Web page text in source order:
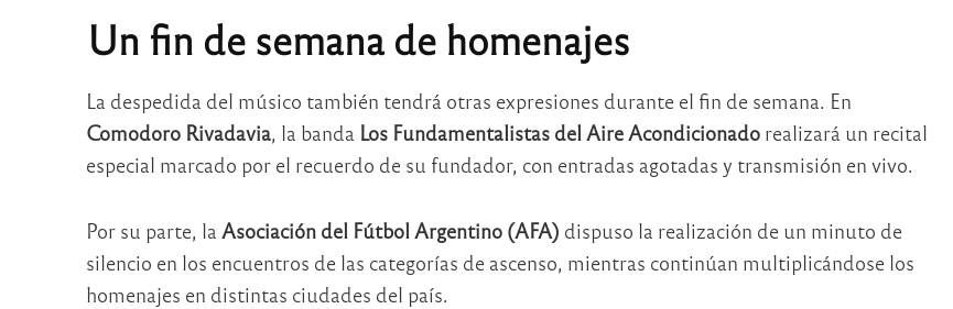
Un fin de semana de homenajes
La despedida del músico también tendrá otras expresiones durante el fin de semana. En
Comodoro Rivadavia, la banda Los Fundamentalistas del Aire Acondicionadorealizará un recital
especial marcado por el recuerdo de su fundador, con entradas agotadas y transmisión en vivo.
Por su parte, la Asociación del Fútbol Argentino (AFA) dispuso la realización de un minuto de
silencio en los encuentros de las categorías de ascenso, mientras continúan multiplicándose los
homenajes en distintas ciudades del país.